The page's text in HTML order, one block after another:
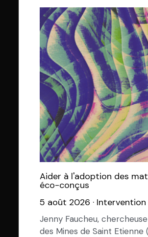
Aider à l'adoption des
éco-conçus
5 août 2026 ·
Jenny Faucheu,
des Mines de Saint Etienne